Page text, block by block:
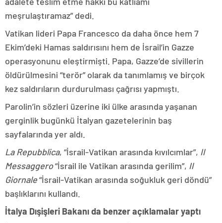
meşrulaştıramaz” dedi.
Vatikan lideri Papa Francesco da daha önce hem 7
Ekim’deki Hamas saldırısını hem de İsrail’in Gazze
operasyonunu eleştirmişti. Papa, Gazze’de sivillerin
öldürülmesini “terör” olarak da tanımlamış ve birçok
kez saldırıların durdurulması çağrısı yapmıştı.
Parolin’in sözleri üzerine iki ülke arasında yaşanan
gerginlik bugünkü İtalyan gazetelerinin baş
sayfalarında yer aldı.
La Repubblica, “İsrail-Vatikan arasında kıvılcımlar”, Il
Messaggero“İsrail ile Vatikan arasında gerilim”, Il
Giornale“İsrail-Vatikan arasında soğukluk geri döndü”
başlıklarını kullandı.
İtalya Dışişleri Bakanı da benzer açıklamalar yaptı